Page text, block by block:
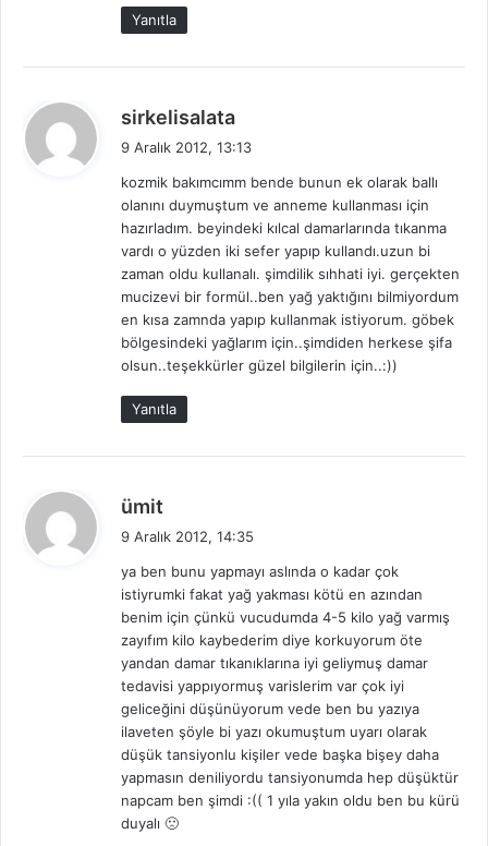
Yanıtla
sirkelisalata
i
k
i
9 Aralık 2012, 13:13
kozmik bakımcımm bende bunun ek olarak ballı
olanını duymuştum ve anneme kullanması için
hazırladım. beyindeki kılcal damarlarında tıkanma
vardı o yüzden iki sefer yapıp kullandı.uzun bi
zaman oldu kullanalı. şimdilik sıhhati iyi. gerçekten
mucizevi bir formül..ben yağ yaktığını bilmiyordum
en kısa zamnda yapıp kullanmak istiyorum. göbek
bölgesindeki yağlarım için..şimdiden herkese şifa
olsun..teşekkürler güzel bilgilerin için..:))
Yanıtla
ümit
i
k
9 Aralık 2012, 14:35
ya ben bunu yapmayı aslında o kadar çok
istiyrumki fakat yağ yakması kötü en azından
benim için çünkü vucudumda 4-5 kilo yağ varmış
zayıfım kilo kaybederim diye korkuyorum öte
yandan damar tıkanıklarına iyi geliymuş damar
tedavisi yappıyormuş varislerim var çok iyi
geliceğini düşünüyorum vede ben bu yazıya
ilaveten şöyle bi yazı okumuştum uyarı olarak
düşük tansiyonlu kişiler vede başka bişey daha
yapmasın deniliyordu tansiyonumda hep düşüktür
napcam ben şimdi :(( 1 yıla yakın oldu ben bu kürü
duyalı 🙁